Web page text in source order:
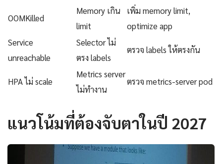
OOMKilled
Memory เกิน
limit
เพิ่ม memory limit,
optimize app
Service
unreachable
Selector ไม่
ตรง labels
ตรวจ labels ให้ตรงกัน
HPA ไม่ scale
Metrics server
ไม่ทำงาน
ตรวจ metrics-server pod
แนวโน้มที่ต้องจับตาในปี 2027